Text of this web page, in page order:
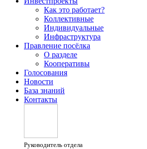
Как это работает?
Коллективные
Индивидуальные
Инфраструктура
Правление посёлка
О разделе
Кооперативы
Голосования
Новости
База знаний
Контакты
Руководитель отдела